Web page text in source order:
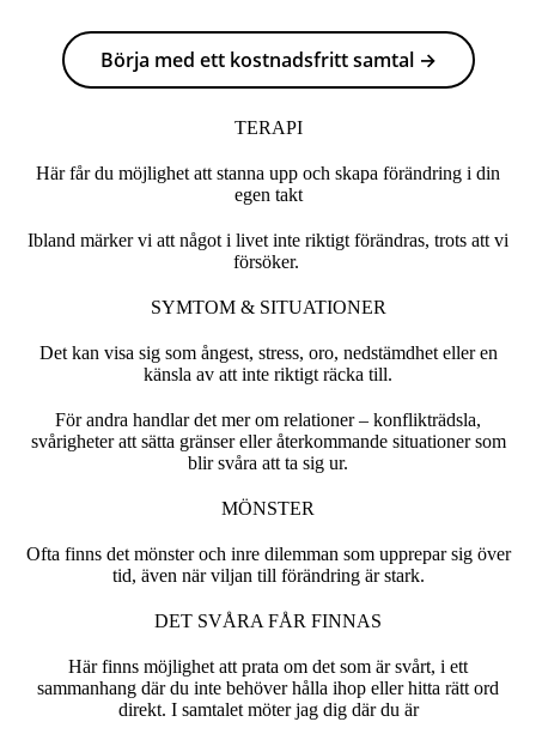
Börja med ett kostnadsfritt samtal →
TERAPI
Här får du möjlighet att stanna upp och skapa förändring i din
egen takt
Ibland märker vi att något i livet inte riktigt förändras, trots att vi
försöker.
SYMTOM & SITUATIONER
Det kan visa sig som ångest, stress, oro, nedstämdhet eller en
känsla av att inte riktigt räcka till.
För andra handlar det mer om relationer – konflikträdsla,
svårigheter att sätta gränser eller återkommande situationer som
blir svåra att ta sig ur.
MÖNSTER
Ofta finns det mönster och inre dilemman som upprepar sig över
tid, även när viljan till förändring är stark.
DET SVÅRA FÅR FINNAS
Här finns möjlighet att prata om det som är svårt, i ett
sammanhang där du inte behöver hålla ihop eller hitta rätt ord
direkt. I samtalet möter jag dig där du är